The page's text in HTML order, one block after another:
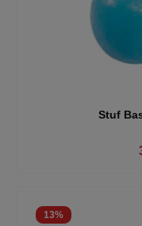
Stuf
13%